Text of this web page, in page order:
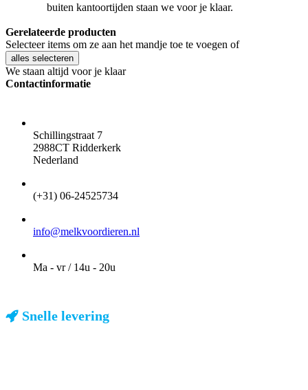
buiten kantoortijden staan we voor je klaar.
Gerelateerde producten
Selecteer items om ze aan het mandje toe te voegen of
alles selecteren
We staan altijd voor je klaar
Contactinformatie
Schillingstraat 7
2988CT Ridderkerk
Nederland
(+31) 06-24525734
info@melkvoordieren.nl
Ma - vr / 14u - 20u
Snelle levering